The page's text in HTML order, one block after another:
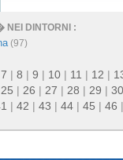
NEI DINTORNI :
(97)
7 | 8 | 9 | 10 | 11 | 12 |
25 | 26 | 27 | 28 | 29 | 30
| 42 | 43 | 44 | 45 | 46 |